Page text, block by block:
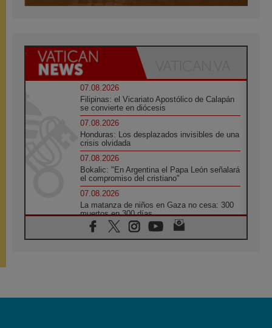
07.08.2026
Filipinas: el Vicariato Apostólico de Calapán
se convierte en diócesis
07.08.2026
Honduras: Los desplazados invisibles de una
crisis olvidada
07.08.2026
Bokalic: "En Argentina el Papa León señalará
el compromiso del cristiano"
07.08.2026
La matanza de niños en Gaza no cesa: 300
muertos en 300 días
07.08.2026
Tagle: La guerra desfigura el mundo, solo la